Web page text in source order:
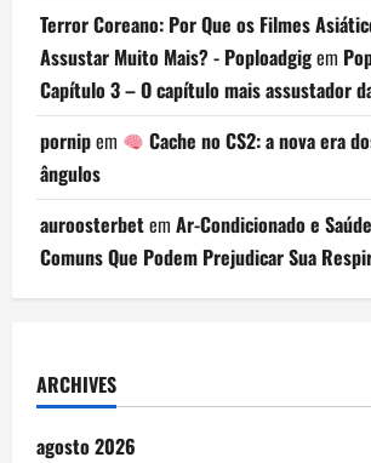
Terror Coreano: Por Que os Filmes
Assustar Muito Mais? - Poploadgigem
Capítulo 3 – O capítulo mais assustador
pornipem
Cache no CS2: a nova era
ângulos
auroosterbetem Ar-Condicionado e
Comuns Que Podem Prejudicar Sua
ARCHIVES
agosto 2026